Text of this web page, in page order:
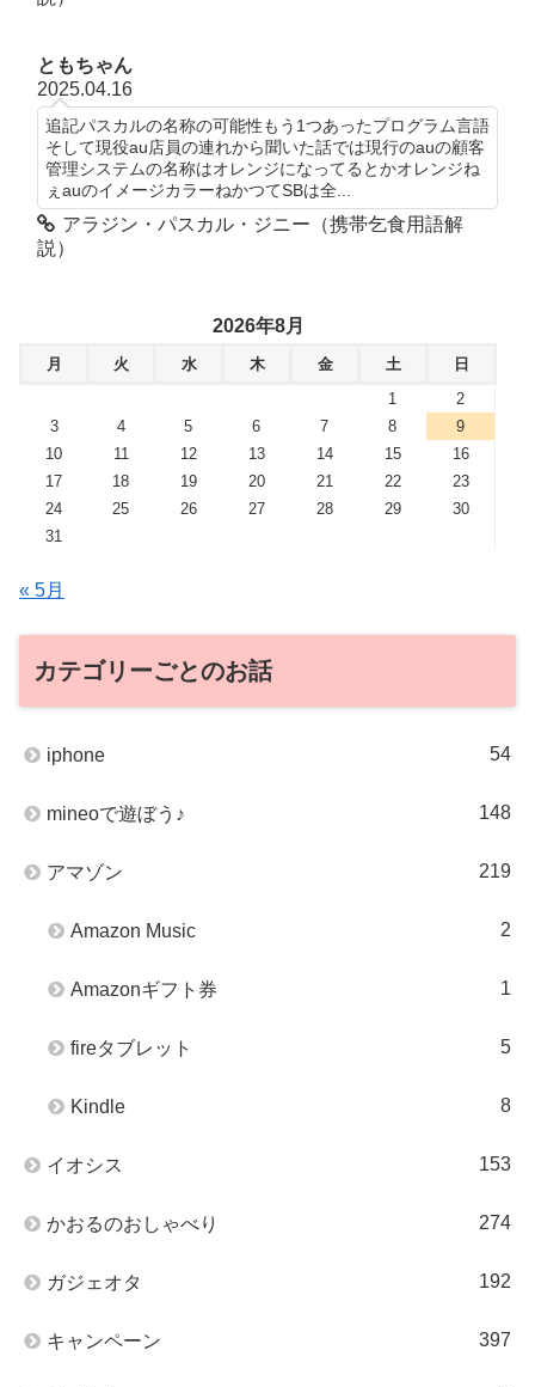
ともちゃん
2025.04.16
追記パスカルの名称の可能性もう1つあったプログラム言語
そして現役au店員の連れから聞いた話では現行のauの顧客
管理システムの名称はオレンジになってるとかオレンジね
ぇauのイメージカラーねかつてSBは全...
アラジン・パスカル・ジニー（携帯乞食用語解
説）
2026年8月
月 火 水 木 金 土
日
1
2
3
4 5 6 7 8
9
10
11 12 13 14 15
16
17
18 19 20 21 22
23
24
25 26 27 28 29
30
31
« 5月
カテゴリーごとのお話
iphone 54
mineoで遊ぼう♪ 148
アマゾン 219
Amazon Music 2
Amazonギフト券 1
fireタブレット 5
Kindle 8
イオシス 153
かおるのおしゃべり 274
ガジェオタ 192
キャンペーン 397